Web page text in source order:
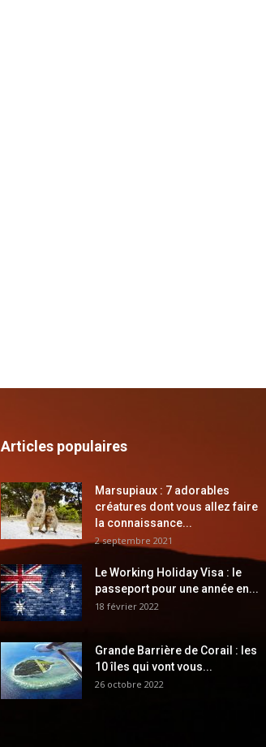
Articles populaires
Marsupiaux : 7 adorables
créatures dont vous allez faire
la connaissance...
2 septembre 2021
Le Working Holiday Visa : le
passeport pour une année en...
18 février 2022
Grande Barrière de Corail : les
10 îles qui vont vous...
26 octobre 2022